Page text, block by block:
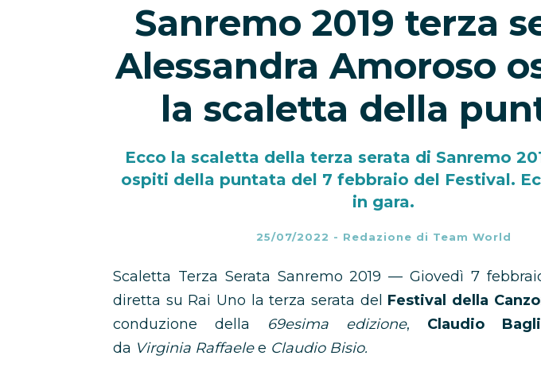
Sanremo 2019 terza
Alessandra Amoroso
la scaletta della
Ecco la scaletta della terza serata di Sanremo
ospiti della puntata del 7 febbraio del Festival.
in gara.
25/07/2022 - Redazione di Team World
Scaletta Terza Serata Sanremo 2019 — Giovedì 7
diretta su Rai Uno la terza serata del Festival della
conduzione della 69esima edizione, Claudio
da Virginia Raffaelee Claudio Bisio.